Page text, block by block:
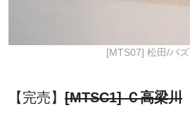
[MTS07] 松田/バ
【完売】 [MTSC1] Ｃ高梁川